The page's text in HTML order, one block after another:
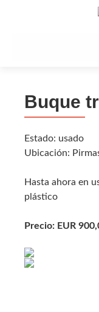
Buque
Estado: usado
Ubicación:
Hasta ahora en
plástico
Precio: EUR